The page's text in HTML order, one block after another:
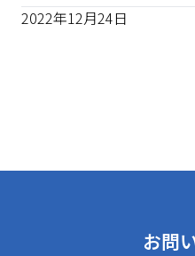
2022年12月24日
お問